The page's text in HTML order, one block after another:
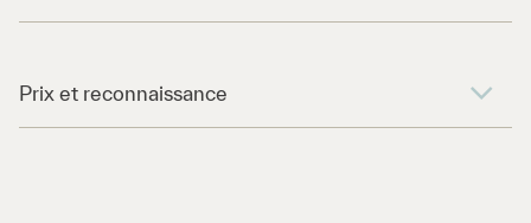
Prix et reconnaissance